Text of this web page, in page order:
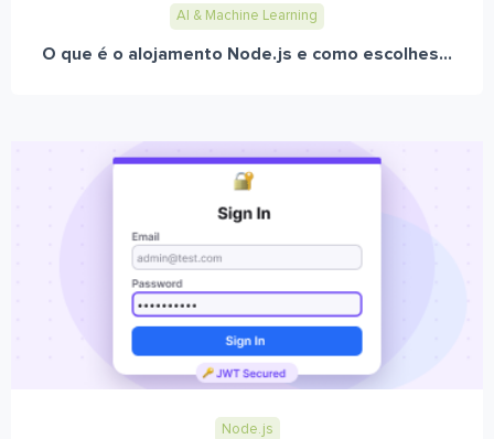
AI & Machine Learning
O que é o alojamento Node.js e como escolhes...
Node.js